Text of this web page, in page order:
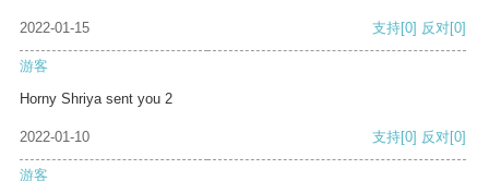
2022-01-15 支持[0] 反对[0]
游客
Horny Shriya sent you 2
2022-01-10 支持[0] 反对[0]
游客